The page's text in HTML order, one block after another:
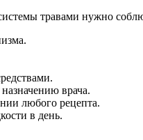
травами нужно
врача.
любого рецепта.
в день.